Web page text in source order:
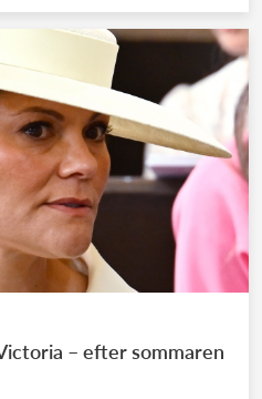
– efter sommaren